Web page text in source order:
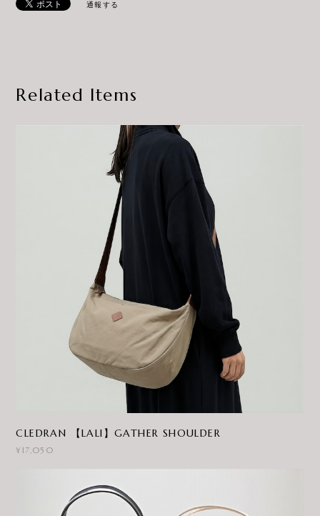
通報する
Related Items
CLEDRAN 【LALI】GATHER SHOULDER
¥17,050